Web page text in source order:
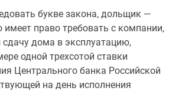
букве закона, дольщик —
имеет право требовать с компании,
дома в эксплуатацию,
одной трехсотой ставки
Центрального банка Российской
на день исполнения